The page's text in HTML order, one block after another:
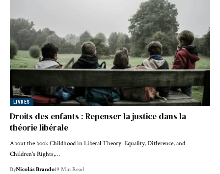
LIVRES
Droits des enfants : Repenser la justice dans la
théorie libérale
About the book Childhood in Liberal Theory: Equality, Difference, and
Children’s Rights,…
ByNicolás Brando19 Min Read